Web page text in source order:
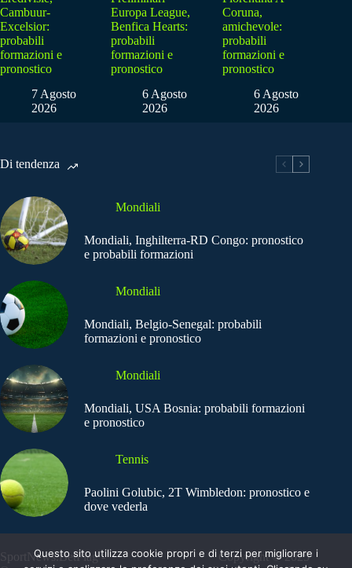
Cambuur-
Excelsior:
probabili
formazioni e
pronostico
7 Agosto
2026
Europa League,
Benfica Hearts:
probabili
formazioni e
pronostico
6 Agosto
2026
Coruna,
amichevole:
probabili
formazioni e
pronostico
6 Agosto
2026
Di tendenza
Mondiali
Mondiali, Inghilterra-RD Congo: pronostico
e probabili formazioni
Mondiali
Mondiali, Belgio-Senegal: probabili
formazioni e pronostico
Mondiali
Mondiali, USA Bosnia: probabili formazioni
e pronostico
Tennis
Paolini Golubic, 2T Wimbledon: pronostico e
dove vederla
SportNews.BetFlag -
Copyright © 2025
Questo sito utilizza cookie propri e di terzi per migliorare i